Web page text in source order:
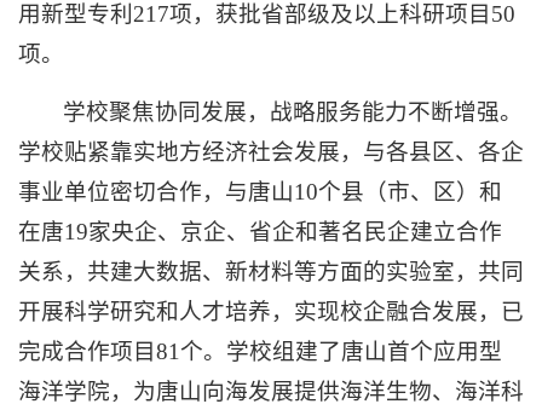
用新型专利217项，获批省部级及以上科研项目50
项。
学校聚焦协同发展，战略服务能力不断增强。
学校贴紧靠实地方经济社会发展，与各县区、各企
事业单位密切合作，与唐山10个县（市、区）和
在唐19家央企、京企、省企和著名民企建立合作
关系，共建大数据、新材料等方面的实验室，共同
开展科学研究和人才培养，实现校企融合发展，已
完成合作项目81个。学校组建了唐山首个应用型
海洋学院，为唐山向海发展提供海洋生物、海洋科